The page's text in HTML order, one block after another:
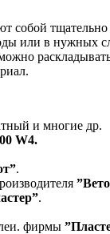
собой
или в нужных
и многие др.
W4.
.
.
фирмы